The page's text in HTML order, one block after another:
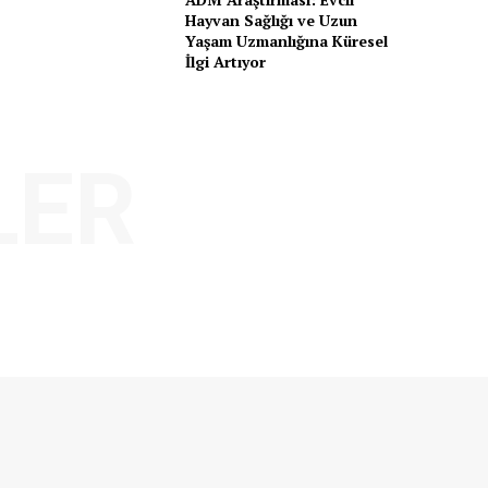
Hayvan Sağlığı ve Uzun
Yaşam Uzmanlığına Küresel
İlgi Artıyor